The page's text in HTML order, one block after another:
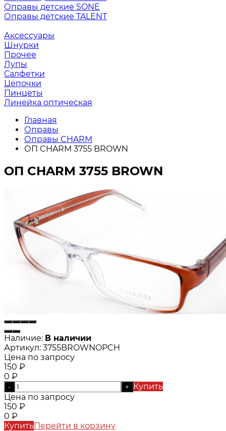
Оправы детские SONE
Оправы детские TALENT
Аксессуары
Шнурки
Прочее
Лупы
Салфетки
Цепочки
Пинцеты
Линейка оптическая
Главная
Оправы
Оправы CHARM
ОП CHARM 3755 BROWN
ОП CHARM 3755 BROWN
Наличие: В наличии
Артикул: 3755BROWNOPCH
Цена по запросу
150 ₽
0 ₽
- +
Купить
Цена по запросу
150 ₽
0 ₽
КупитьПерейти в корзину